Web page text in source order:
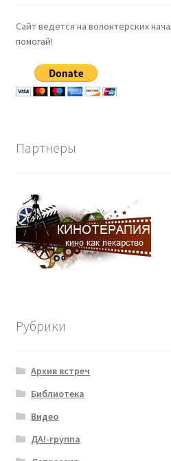
Сайт ведется на волонтерских
помогай!
Партнеры
Рубрики
Архив встреч
Библиотека
Видео
ДА!-группа